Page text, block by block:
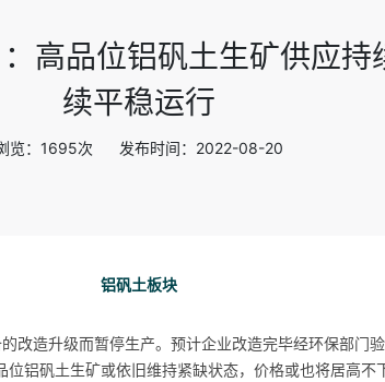
高品位铝矾土生矿供应
续平稳运行
览：1695次 发布时间：2022-08-20
铝矾土板块
改造升级而暂停生产。预计企业改造完毕经环保部门
铝矾土生矿或依旧维持紧缺状态，价格或也将居高不